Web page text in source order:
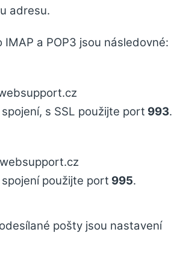
adresu.
IMAP a POP3 jsou následovné:
s SSL použijte port 993.
použijte port 995.
pošty jsou nastavení